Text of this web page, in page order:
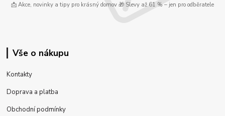
📩 Akce, novinky a tipy pro krásný domov 🎁 Slevy až 61 % – jen pro odběratele
Vše o nákupu
Kontakty
Doprava a platba
Obchodní podmínky